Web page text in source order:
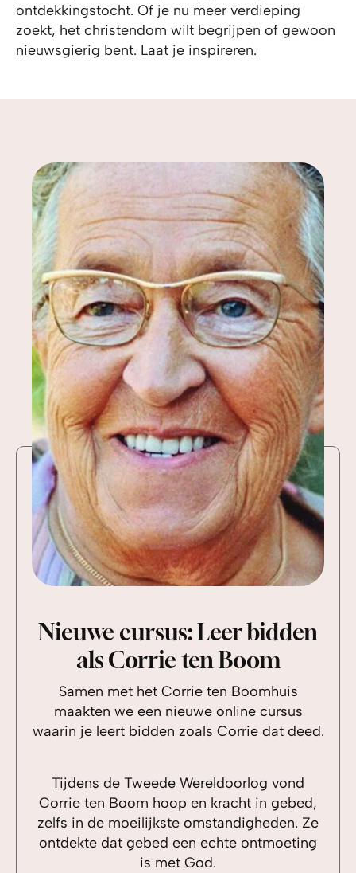
ontdekkingstocht. Of je nu meer verdieping
zoekt, het christendom wilt begrijpen of gewoon
nieuwsgierig bent. Laat je inspireren.
Nieuwe cursus: Leer bidden
als Corrie ten Boom
Samen met het Corrie ten Boomhuis
maakten we een nieuwe online cursus
waarin je leert bidden zoals Corrie dat deed.
Tijdens de Tweede Wereldoorlog vond
Corrie ten Boom hoop en kracht in gebed,
zelfs in de moeilijkste omstandigheden. Ze
ontdekte dat gebed een echte ontmoeting
is met God.